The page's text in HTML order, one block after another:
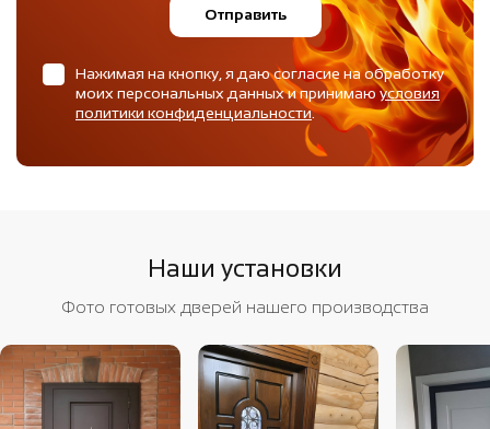
Отправить
Нажимая на кнопку, я даю согласие на обработку
моих персональных данных и принимаюусловия
политики конфиденциальности.
Наши установки
Фото готовых дверей нашего производства